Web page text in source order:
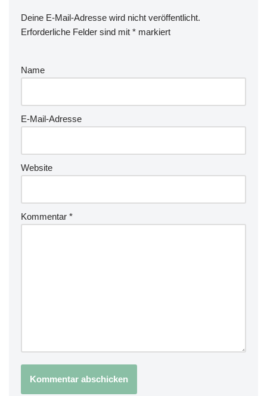
Deine E-Mail-Adresse wird nicht veröffentlicht.
Erforderliche Felder sind mit * markiert
Name
E-Mail-Adresse
Website
Kommentar *